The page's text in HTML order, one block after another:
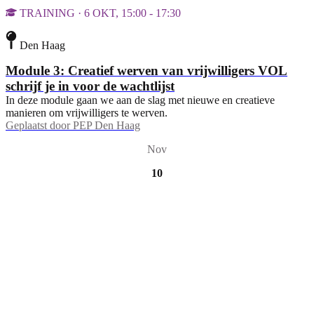
TRAINING · 6 OKT, 15:00 - 17:30
Den Haag
Module 3: Creatief werven van vrijwilligers VOL
schrijf je in voor de wachtlijst
In deze module gaan we aan de slag met nieuwe en creatieve
manieren om vrijwilligers te werven.
Geplaatst door PEP Den Haag
Nov
10